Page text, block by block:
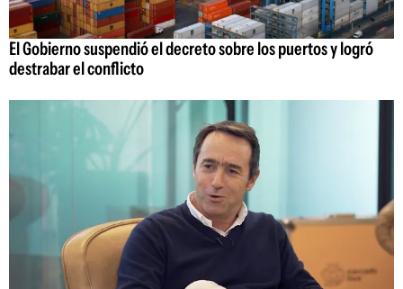
El Gobierno suspendió el decreto sobre los puertos y logró
destrabar el conflicto